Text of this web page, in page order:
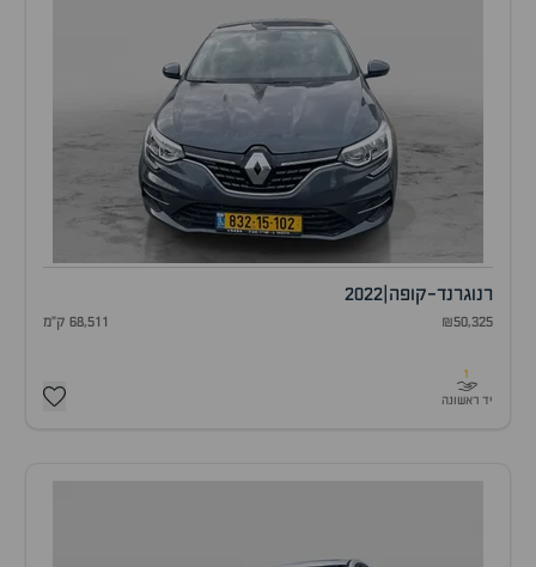
רנוגרנד-קופה 2022
₪50,325 68,511 ק"מ
1
יד ראשונה